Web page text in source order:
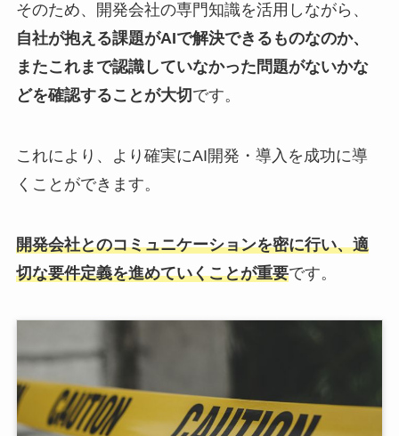
そのため、開発会社の専門知識を活用しながら、
自社が抱える課題がAIで解決できるものなのか、
またこれまで認識していなかった問題がないかな
どを確認することが大切 です。
これにより、より確実にAI開発・導入を成功に導
くことができます。
開発会社とのコミュニケーションを密に行い、適
切な要件定義を進めていくことが重要です。